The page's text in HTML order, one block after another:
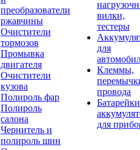
преобразователи
ржавчины
Очистители
тормозов
Промывка
двигателя
Очистители
кузова
Полироль фар
Полироль
салона
Чернитель и
полироль шин
вилки,
тестеры
для
Клеммы,
провода
для